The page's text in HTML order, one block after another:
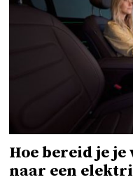
Hoe bereid je je
naar een